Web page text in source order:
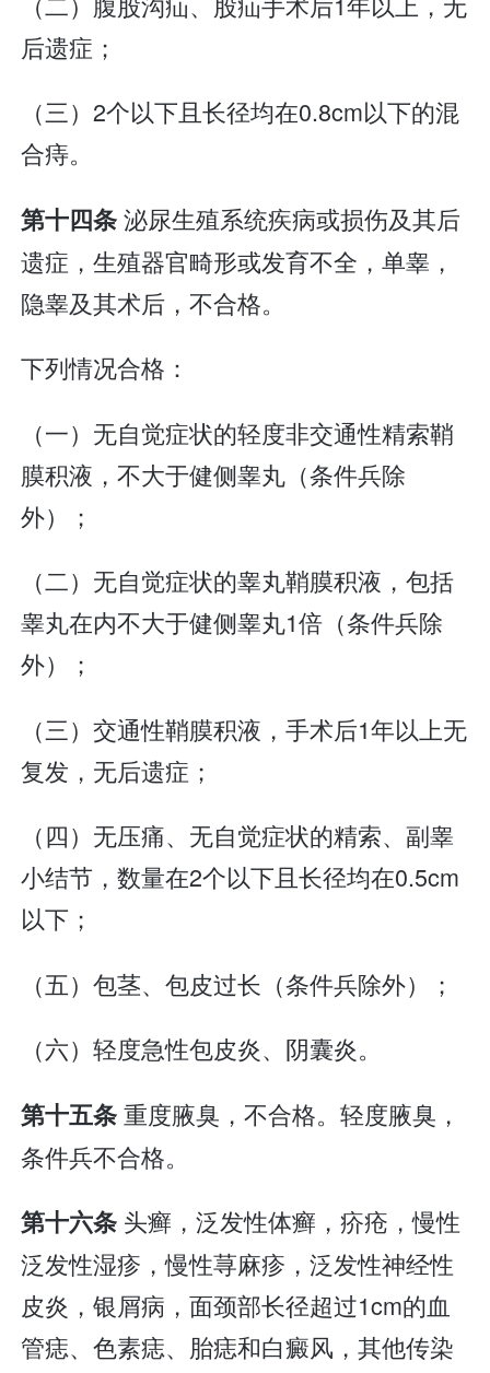
后遗症；
（三）2个以下且长径均在0.8cm以下的混
合痔。
第十四条泌尿生殖系统疾病或损伤及其后
遗症，生殖器官畸形或发育不全，单睾，
隐睾及其术后，不合格。
下列情况合格：
（一）无自觉症状的轻度非交通性精索鞘
膜积液，不大于健侧睾丸（条件兵除
外）；
（二）无自觉症状的睾丸鞘膜积液，包括
睾丸在内不大于健侧睾丸1倍（条件兵除
外）；
（三）交通性鞘膜积液，手术后1年以上无
复发，无后遗症；
（四）无压痛、无自觉症状的精索、副睾
小结节，数量在2个以下且长径均在0.5cm
以下；
（五）包茎、包皮过长（条件兵除外）；
（六）轻度急性包皮炎、阴囊炎。
第十五条重度腋臭，不合格。轻度腋臭，
条件兵不合格。
第十六条 头癣，泛发性体癣，疥疮，慢性
泛发性湿疹，慢性荨麻疹，泛发性神经性
皮炎，银屑病，面颈部长径超过1cm的血
管痣、色素痣、胎痣和白癜风，其他传染